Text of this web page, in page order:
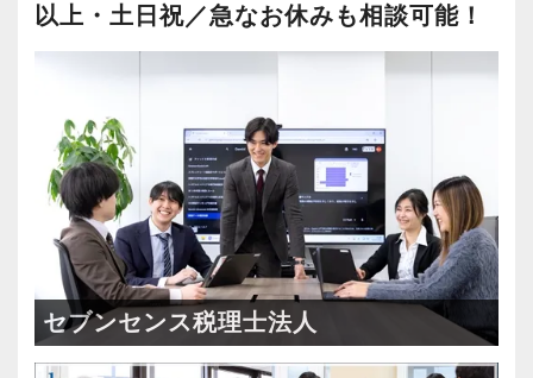
以上・土日祝／急なお休みも相談可能！
セブンセンス税理士法人